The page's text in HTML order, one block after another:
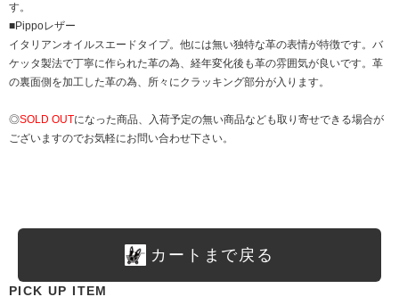
す。
■Pippoレザー
イタリアンオイルスエードタイプ。他には無い独特な革の表情が特徴です。バ
ケッタ製法で丁寧に作られた革の為、経年変化後も革の雰囲気が良いです。革
の裏面側を加工した革の為、所々にクラッキング部分が入ります。
◎SOLD OUTになった商品、入荷予定の無い商品なども取り寄せできる場合が
ございますのでお気軽にお問い合わせ下さい。
カートまで戻る
PICK UP ITEM